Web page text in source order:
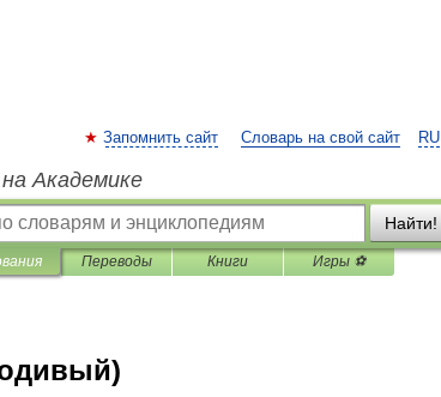
RU
Запомнить сайт Словарь на свой сайт
Академике
Найти!
Переводы Книги Игры ⚽